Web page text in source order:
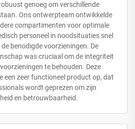
genoeg om verschillende
Ons ontwerpteam ontwikkelde
compartimenten voor optimale
personeel in noodsituaties snel
benodigde voorzieningen. De
was cruciaal om de integriteit
te behouden. Deze
een zeer functioneel product op, dat
wordt geprezen om zijn
en betrouwbaarheid.